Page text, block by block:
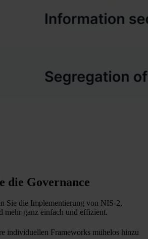
die Governance
Sie die Implementierung von NIS-2,
ganz einfach und effizient.
individuellen Frameworks mühelos hinzu